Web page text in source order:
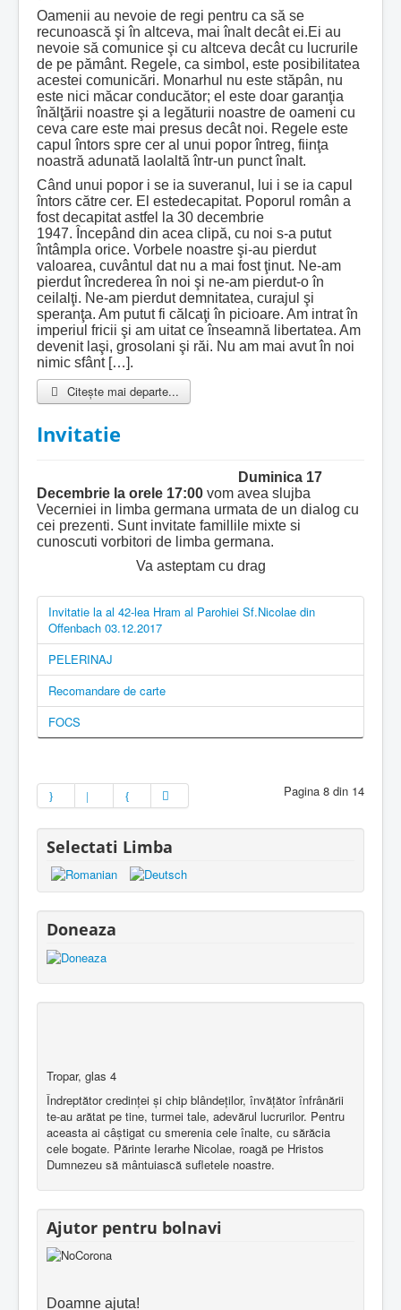
Oamenii au nevoie de regi pentru ca să se
recunoască şi în altceva, mai înalt decât ei.Ei au
nevoie să comunice şi cu altceva decât cu lucrurile
de pe pământ. Regele, ca simbol, este posibilitatea
acestei comunicări. Monarhul nu este stăpân, nu
este nici măcar conducător; el este doar garanţia
înălţării noastre şi a legăturii noastre de oameni cu
ceva care este mai presus decât noi. Regele este
capul întors spre cer al unui popor întreg, fiinţa
noastră adunată laolaltă într-un punct înalt.
Când unui popor i se ia suveranul, lui i se ia capul
întors către cer. El estedecapitat. Poporul român a
fost decapitat astfel la 30 decembrie
1947. Începând din acea clipă, cu noi s-a putut
întâmpla orice. Vorbele noastre şi-au pierdut
valoarea, cuvântul dat nu a mai fost ţinut. Ne-am
pierdut încrederea în noi şi ne-am pierdut-o în
ceilalţi. Ne-am pierdut demnitatea, curajul şi
speranţa. Am putut fi călcaţi în picioare. Am intrat în
imperiul fricii şi am uitat ce înseamnă libertatea. Am
devenit laşi, grosolani şi răi. Nu am mai avut în noi
nimic sfânt […].
Citește mai departe...
Invitatie
Duminica 17
Decembrie la orele 17:00 vom avea slujba
Vecerniei in limba germana urmata de un dialog cu
cei prezenti. Sunt invitate famillile mixte si
cunoscuti vorbitori de limba germana.
Va asteptam cu drag
Invitatie la al 42-lea Hram al Parohiei Sf.Nicolae din
Offenbach 03.12.2017
PELERINAJ
Recomandare de carte
FOCS
Pagina 8 din 14
Selectati Limba
Doneaza
Tropar, glas 4
Îndreptător credinţei şi chip blândeţilor, învăţător înfrânării
te-au arătat pe tine, turmei tale, adevărul lucrurilor. Pentru
aceasta ai câştigat cu smerenia cele înalte, cu sărăcia
cele bogate. Părinte Ierarhe Nicolae, roagă pe Hristos
Dumnezeu să mântuiască sufletele noastre.
Ajutor pentru bolnavi
Doamne ajuta!